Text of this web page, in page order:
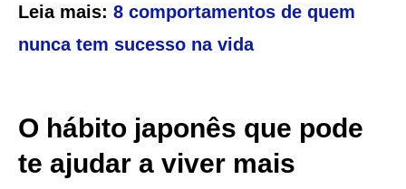
Leia mais: 8 comportamentos de quem
nunca tem sucesso na vida
O hábito japonês que pode
te ajudar a viver mais